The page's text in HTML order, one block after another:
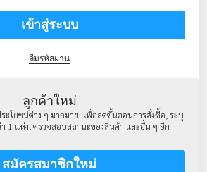
เข้าสู่ระบบ
ลืมรหัสผ่าน
ลูกค้าใหม่
โยชน์ต่าง ๆ มากมาย: เพื่อลดขั้นตอนการสั่งซื้อ, ระบุ
1 แห่ง, ตรวจสอบสถานะของสินค้า และอื่น ๆ อีก
สมัครสมาชิกใหม่